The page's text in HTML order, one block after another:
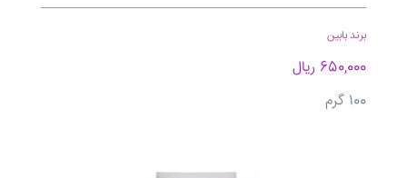
برند بابین
650,000 ریال
100 گرم